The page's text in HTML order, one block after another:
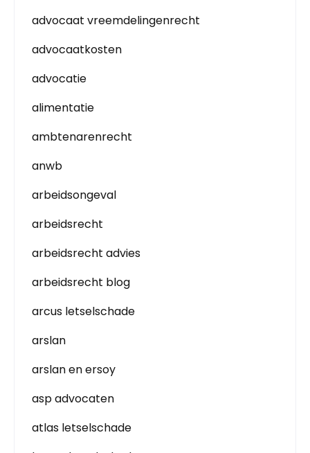
advocaat vreemdelingenrecht
advocaatkosten
advocatie
alimentatie
ambtenarenrecht
anwb
arbeidsongeval
arbeidsrecht
arbeidsrecht advies
arbeidsrecht blog
arcus letselschade
arslan
arslan en ersoy
asp advocaten
atlas letselschade